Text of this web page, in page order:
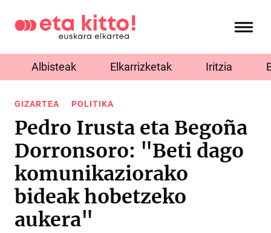
Albisteak Elkarrizketak Iritzia
GIZARTEA POLITIKA
Pedro Irusta eta Begoña
Dorronsoro: "Beti dago
komunikaziorako
bideak hobetzeko
aukera"